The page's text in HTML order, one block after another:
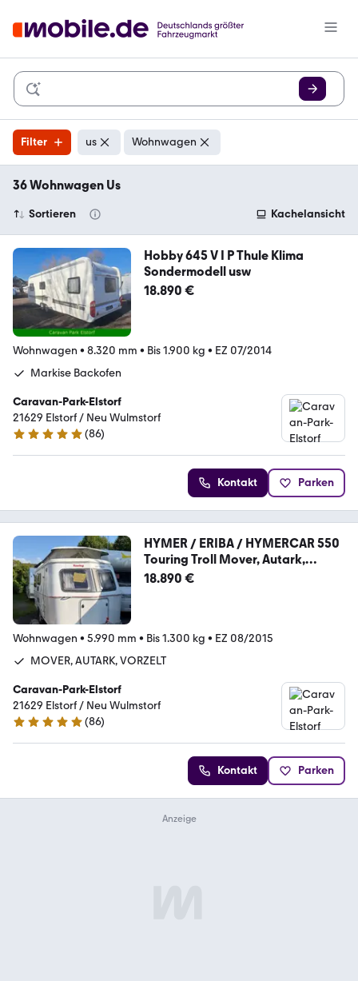
Filter us Wohnwagen
36 Wohnwagen Us
Sortieren Kachelansicht
Hobby 645 V I P Thule Klima
Sondermodell usw
18.890 €
Wohnwagen • 8.320 mm • Bis 1.900 kg • EZ 07/2014
Markise Backofen
Caravan-Park-Elstorf
21629 Elstorf / Neu Wulmstorf
5 Sterne
(86)
Kontakt Parken
HYMER / ERIBA / HYMERCAR 550
Touring Troll Mover, Autark,
Vorzelt, usw
18.890 €
Wohnwagen • 5.990 mm • Bis 1.300 kg • EZ 08/2015
MOVER, AUTARK, VORZELT
Caravan-Park-Elstorf
21629 Elstorf / Neu Wulmstorf
5 Sterne
(86)
Kontakt Parken